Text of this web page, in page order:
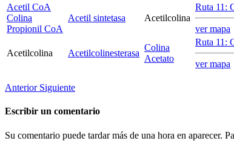
Acetil CoA
Colina
Propionil CoA
Acetil sintetasa Acetilcolina
Ruta 11:
ver mapa
Acetilcolina Acetilcolinesterasa
Colina
Acetato
Ruta 11:
ver mapa
Anterior Siguiente
Escribir un comentario
Su comentario puede tardar más de una hora en aparecer.